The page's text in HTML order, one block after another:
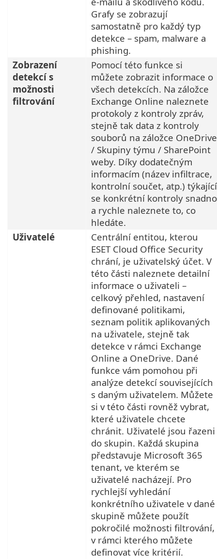
Grafy se zobrazují
samostatně pro každý typ
detekce – spam, malware a
phishing.
Zobrazení
detekcí s
možnosti
filtrování
Pomocí této funkce si
můžete zobrazit informace o
všech detekcích. Na záložce
Exchange Online naleznete
protokoly z kontroly zpráv,
stejně tak data z kontroly
souborů na záložce OneDrive
/ Skupiny týmu / SharePoint
weby. Díky dodatečným
informacím (název infiltrace,
kontrolní součet, atp.) týkající
se konkrétní kontroly snadno
a rychle naleznete to, co
hledáte.
Uživatelé
Centrální entitou, kterou
ESET Cloud Office Security
chrání, je uživatelský účet. V
této části naleznete detailní
informace o uživateli –
celkový přehled, nastavení
definované politikami,
seznam politik aplikovaných
na uživatele, stejně tak
detekce v rámci Exchange
Online a OneDrive. Dané
funkce vám pomohou při
analýze detekcí souvisejících
s daným uživatelem. Můžete
si v této části rovněž vybrat,
které uživatele chcete
chránit. Uživatelé jsou řazeni
do skupin. Každá skupina
představuje Microsoft 365
tenant, ve kterém se
uživatelé nacházejí. Pro
rychlejší vyhledání
konkrétního uživatele v dané
skupině můžete použít
pokročilé možnosti filtrování,
v rámci kterého můžete
definovat více kritérií.